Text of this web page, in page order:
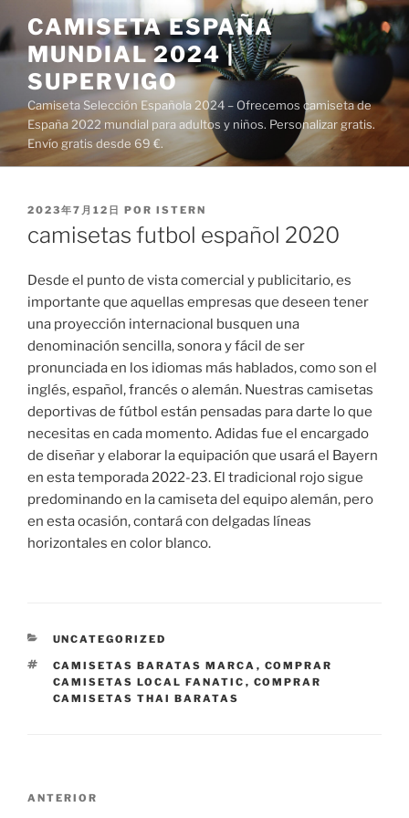
al
contenido
CAMISETA ESPAÑA
MUNDIAL 2024 |
SUPERVIGO
Camiseta Selección Española 2024 – Ofrecemos camiseta de
España 2022 mundial para adultos y niños. Personalizar gratis.
Envío gratis desde 69 €.
PUBLICADO
2023年7月12日 POR ISTERN
camisetas futbol español 2020
Desde el punto de vista comercial y publicitario, es
importante que aquellas empresas que deseen tener
una proyección internacional busquen una
denominación sencilla, sonora y fácil de ser
pronunciada en los idiomas más hablados, como son el
inglés, español, francés o alemán. Nuestras camisetas
deportivas de fútbol están pensadas para darte lo que
necesitas en cada momento. Adidas fue el encargado
de diseñar y elaborar la equipación que usará el Bayern
en esta temporada 2022-23. El tradicional rojo sigue
predominando en la camiseta del equipo alemán, pero
en esta ocasión, contará con delgadas líneas
horizontales en color blanco.
CATEGORÍAS
UNCATEGORIZED
ETIQUETAS
CAMISETAS BARATAS MARCA , COMPRAR
CAMISETAS LOCAL FANATIC , COMPRAR
CAMISETAS THAI BARATAS
Entrada
ANTERIOR